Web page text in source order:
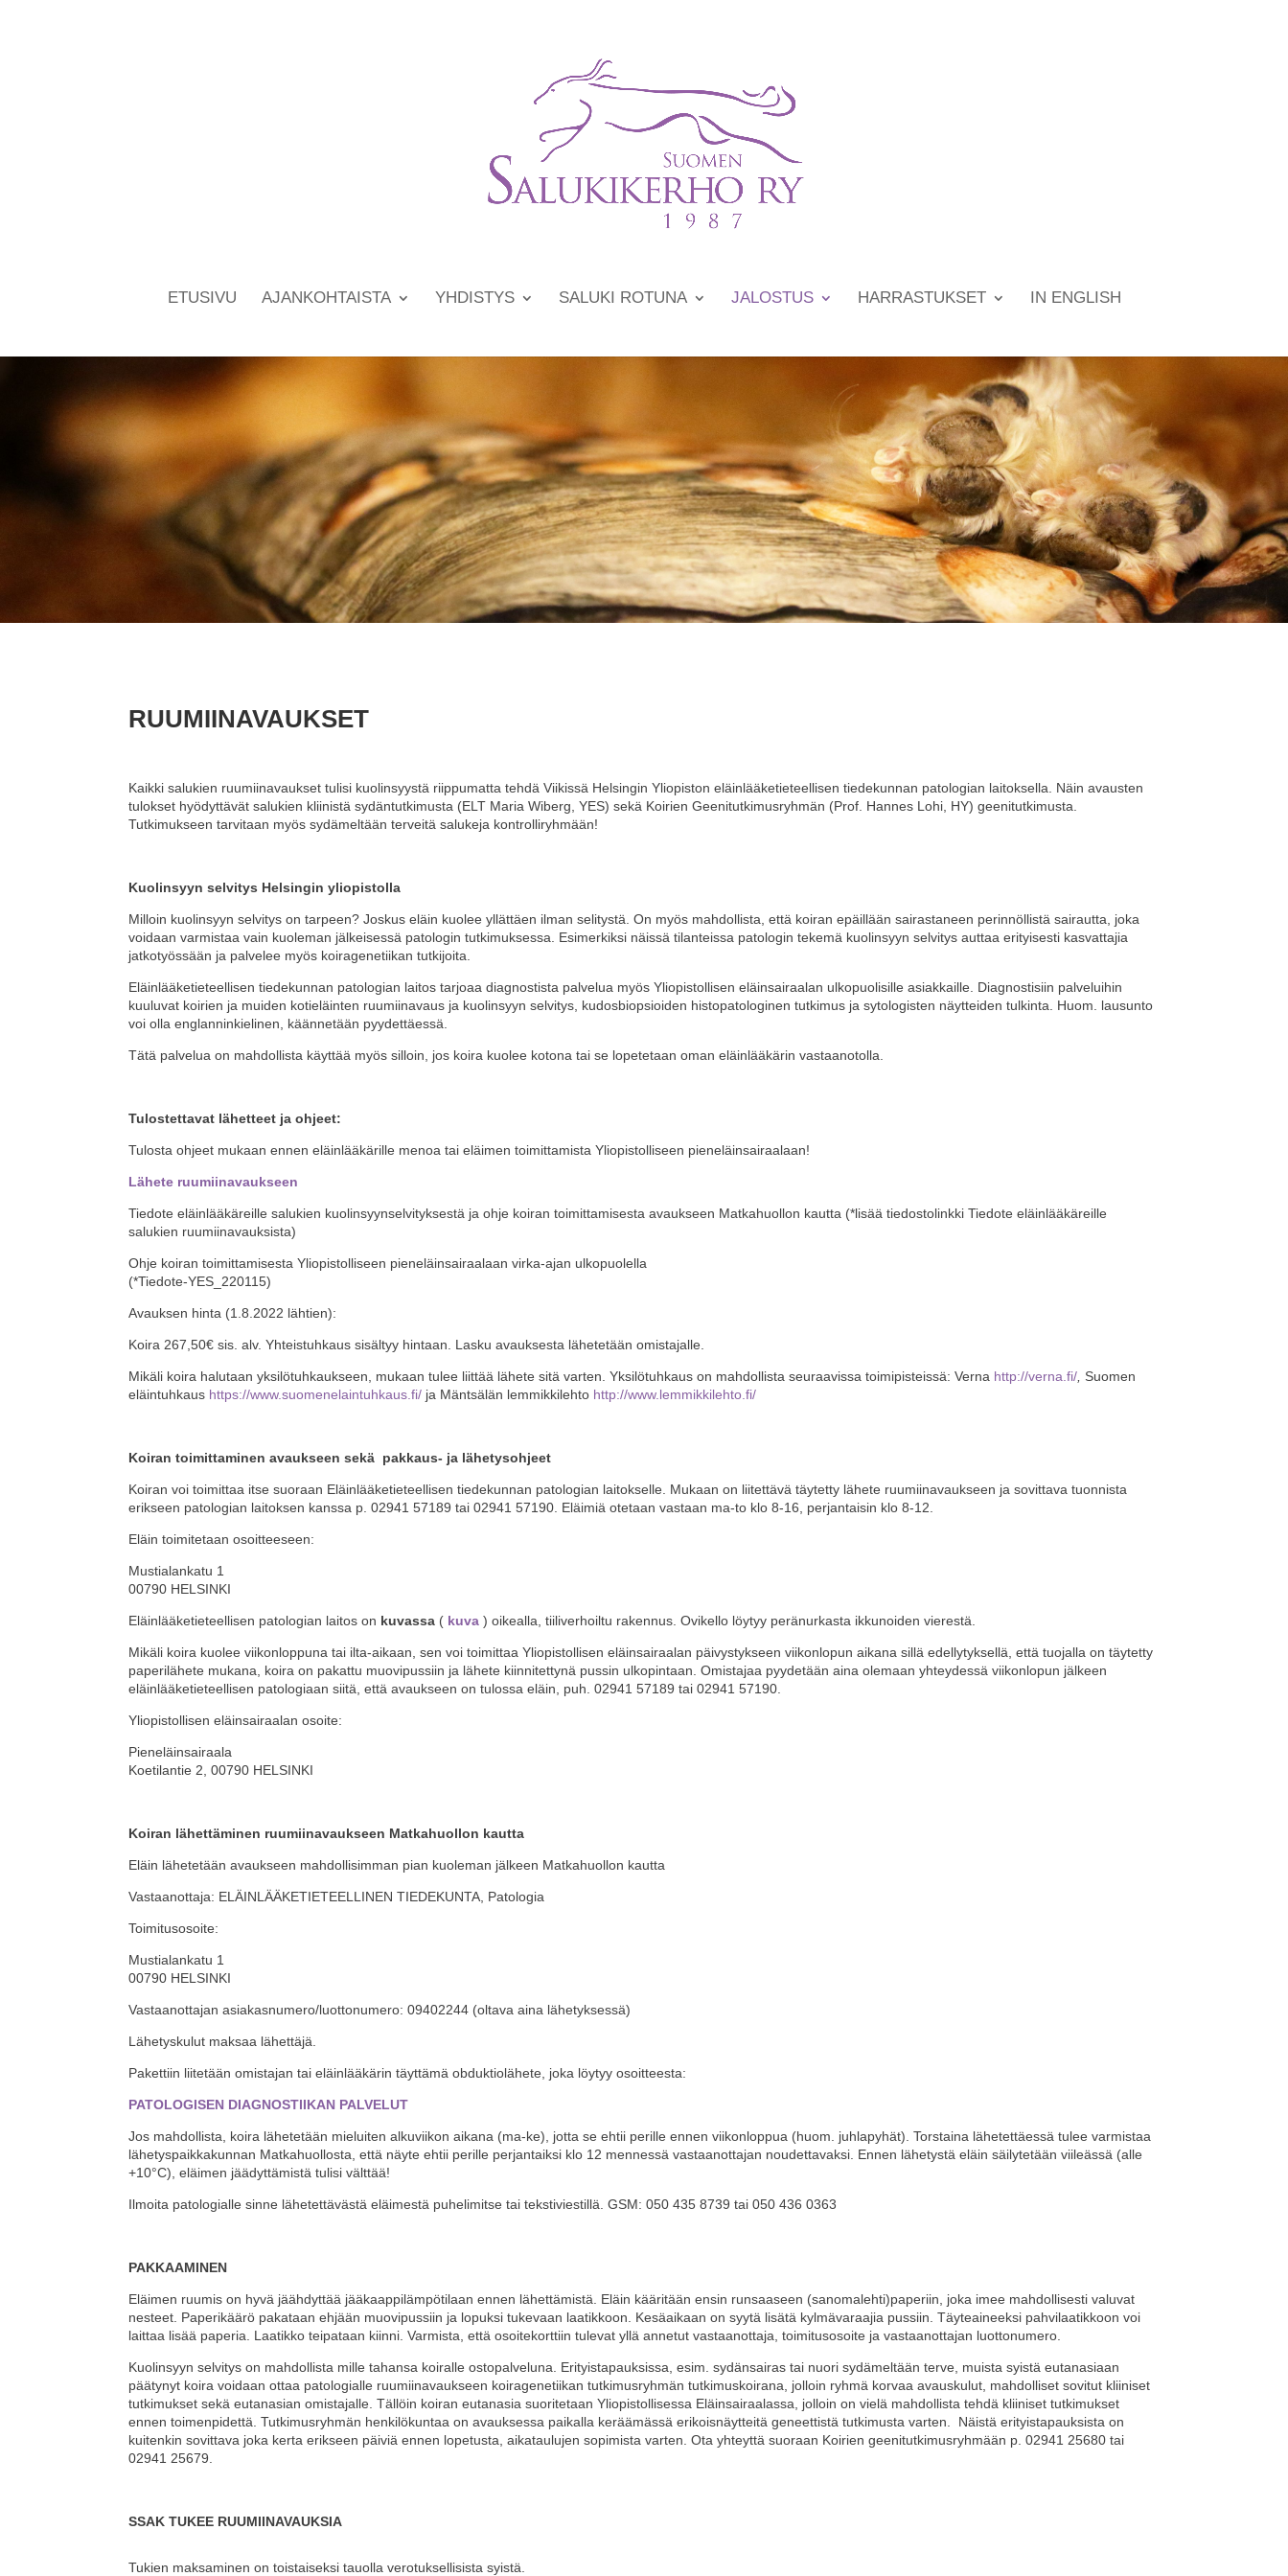
ETUSIVU AJANKOHTAISTA YHDISTYS SALUKI ROTUNA JALOSTUS HARRASTUKSET IN ENGLISH
RUUMIINAVAUKSET
Kaikki salukien ruumiinavaukset tulisi kuolinsyystä riippumatta tehdä Viikissä Helsingin Yliopiston eläinlääketieteellisen tiedekunnan patologian laitoksella. Näin avausten
tulokset hyödyttävät salukien kliinistä sydäntutkimusta (ELT Maria Wiberg, YES) sekä Koirien Geenitutkimusryhmän (Prof. Hannes Lohi, HY) geenitutkimusta.
Tutkimukseen tarvitaan myös sydämeltään terveitä salukeja kontrolliryhmään!
Kuolinsyyn selvitys Helsingin yliopistolla
Milloin kuolinsyyn selvitys on tarpeen? Joskus eläin kuolee yllättäen ilman selitystä. On myös mahdollista, että koiran epäillään sairastaneen perinnöllistä sairautta, joka
voidaan varmistaa vain kuoleman jälkeisessä patologin tutkimuksessa. Esimerkiksi näissä tilanteissa patologin tekemä kuolinsyyn selvitys auttaa erityisesti kasvattajia
jatkotyössään ja palvelee myös koiragenetiikan tutkijoita.
Eläinlääketieteellisen tiedekunnan patologian laitos tarjoaa diagnostista palvelua myös Yliopistollisen eläinsairaalan ulkopuolisille asiakkaille. Diagnostisiin palveluihin
kuuluvat koirien ja muiden kotieläinten ruumiinavaus ja kuolinsyyn selvitys, kudosbiopsioiden histopatologinen tutkimus ja sytologisten näytteiden tulkinta. Huom. lausunto
voi olla englanninkielinen, käännetään pyydettäessä.
Tätä palvelua on mahdollista käyttää myös silloin, jos koira kuolee kotona tai se lopetetaan oman eläinlääkärin vastaanotolla.
Tulostettavat lähetteet ja ohjeet:
Tulosta ohjeet mukaan ennen eläinlääkärille menoa tai eläimen toimittamista Yliopistolliseen pieneläinsairaalaan!
Lähete ruumiinavaukseen
Tiedote eläinlääkäreille salukien kuolinsyynselvityksestä ja ohje koiran toimittamisesta avaukseen Matkahuollon kautta (*lisää tiedostolinkki Tiedote eläinlääkäreille
salukien ruumiinavauksista)
Ohje koiran toimittamisesta Yliopistolliseen pieneläinsairaalaan virka-ajan ulkopuolella
(*Tiedote-YES_220115)
Avauksen hinta (1.8.2022 lähtien):
Koira 267,50€ sis. alv. Yhteistuhkaus sisältyy hintaan. Lasku avauksesta lähetetään omistajalle.
Mikäli koira halutaan yksilötuhkaukseen, mukaan tulee liittää lähete sitä varten. Yksilötuhkaus on mahdollista seuraavissa toimipisteissä: Verna http://verna.fi/ Suomen
eläintuhkaus https://www.suomenelaintuhkaus.fi/ ja Mäntsälän lemmikkilehto http://www.lemmikkilehto.fi/
Koiran toimittaminen avaukseen sekä pakkaus- ja lähetysohjeet
Koiran voi toimittaa itse suoraan Eläinlääketieteellisen tiedekunnan patologian laitokselle. Mukaan on liitettävä täytetty lähete ruumiinavaukseen ja sovittava tuonnista
erikseen patologian laitoksen kanssa p. 02941 57189 tai 02941 57190. Eläimiä otetaan vastaan ma-to klo 8-16, perjantaisin klo 8-12.
Eläin toimitetaan osoitteeseen:
Mustialankatu 1
00790 HELSINKI
Eläinlääketieteellisen patologian laitos on kuvassa ( kuva) oikealla, tiiliverhoiltu rakennus. Ovikello löytyy peränurkasta ikkunoiden vierestä.
Mikäli koira kuolee viikonloppuna tai ilta-aikaan, sen voi toimittaa Yliopistollisen eläinsairaalan päivystykseen viikonlopun aikana sillä edellytyksellä, että tuojalla on täytetty
paperilähete mukana, koira on pakattu muovipussiin ja lähete kiinnitettynä pussin ulkopintaan. Omistajaa pyydetään aina olemaan yhteydessä viikonlopun jälkeen
eläinlääketieteellisen patologiaan siitä, että avaukseen on tulossa eläin, puh. 02941 57189 tai 02941 57190.
Yliopistollisen eläinsairaalan osoite:
Pieneläinsairaala
Koetilantie 2, 00790 HELSINKI
Koiran lähettäminen ruumiinavaukseen Matkahuollon kautta
Eläin lähetetään avaukseen mahdollisimman pian kuoleman jälkeen Matkahuollon kautta
Vastaanottaja: ELÄINLÄÄKETIETEELLINEN TIEDEKUNTA, Patologia
Toimitusosoite:
Mustialankatu 1
00790 HELSINKI
Vastaanottajan asiakasnumero/luottonumero: 09402244 (oltava aina lähetyksessä)
Lähetyskulut maksaa lähettäjä.
Pakettiin liitetään omistajan tai eläinlääkärin täyttämä obduktiolähete, joka löytyy osoitteesta:
PATOLOGISEN DIAGNOSTIIKAN PALVELUT
Jos mahdollista, koira lähetetään mieluiten alkuviikon aikana (ma-ke), jotta se ehtii perille ennen viikonloppua (huom. juhlapyhät). Torstaina lähetettäessä tulee varmistaa
lähetyspaikkakunnan Matkahuollosta, että näyte ehtii perille perjantaiksi klo 12 mennessä vastaanottajan noudettavaksi. Ennen lähetystä eläin säilytetään viileässä (alle
+10°C), eläimen jäädyttämistä tulisi välttää!
Ilmoita patologialle sinne lähetettävästä eläimestä puhelimitse tai tekstiviestillä. GSM: 050 435 8739 tai 050 436 0363
PAKKAAMINEN
Eläimen ruumis on hyvä jäähdyttää jääkaappilämpötilaan ennen lähettämistä. Eläin kääritään ensin runsaaseen (sanomalehti)paperiin, joka imee mahdollisesti valuvat
nesteet. Paperikäärö pakataan ehjään muovipussiin ja lopuksi tukevaan laatikkoon. Kesäaikaan on syytä lisätä kylmävaraajia pussiin. Täyteaineeksi pahvilaatikkoon voi
laittaa lisää paperia. Laatikko teipataan kiinni. Varmista, että osoitekorttiin tulevat yllä annetut vastaanottaja, toimitusosoite ja vastaanottajan luottonumero.
Kuolinsyyn selvitys on mahdollista mille tahansa koiralle ostopalveluna. Erityistapauksissa, esim. sydänsairas tai nuori sydämeltään terve, muista syistä eutanasiaan
päätynyt koira voidaan ottaa patologialle ruumiinavaukseen koiragenetiikan tutkimusryhmän tutkimuskoirana, jolloin ryhmä korvaa avauskulut, mahdolliset sovitut kliiniset
tutkimukset sekä eutanasian omistajalle. Tällöin koiran eutanasia suoritetaan Yliopistollisessa Eläinsairaalassa, jolloin on vielä mahdollista tehdä kliiniset tutkimukset
ennen toimenpidettä. Tutkimusryhmän henkilökuntaa on avauksessa paikalla keräämässä erikoisnäytteitä geneettistä tutkimusta varten. Näistä erityistapauksista on
kuitenkin sovittava joka kerta erikseen päiviä ennen lopetusta, aikataulujen sopimista varten. Ota yhteyttä suoraan Koirien geenitutkimusryhmään p. 02941 25680 tai
02941 25679.
SSAK TUKEE RUUMIINAVAUKSIA
Tukien maksaminen on toistaiseksi tauolla verotuksellisista syistä.